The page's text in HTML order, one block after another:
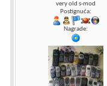
very old s-mod
Postignuća:
Nagrade: